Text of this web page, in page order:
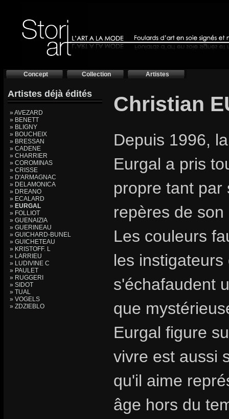
Concept Collection Artistes
Artistes déjà édités
» AVEZARD
» BENETT
» BLIGNY
» BOUCHEIX
» BRESSAN
» CADENE
» CHARRIER
» COROMINAS
» CRISSE
» D'ARMAGNAC
» DELAMONICA
» DREANO
» ECALARD
» EURGAL
» FOLLIOT
» GUENAIZIA
» GUERINEAU
» GUICHARD-BUNEL
» GUICHETEAU
» KRISTOFF. L
» LARRIEU
» LUDIVINE C
» PAULET
» RUGGERI
» SIDOT
» TUAL
» VOGELS
» ZDZIEBLO
Christian
Depuis 1996,
Eurgal a pris
propre tant par
repères de
Les couleurs
les
s'échafaudent
que
Eurgal figure
vivre est aussi
qu'il aime
âge hors du